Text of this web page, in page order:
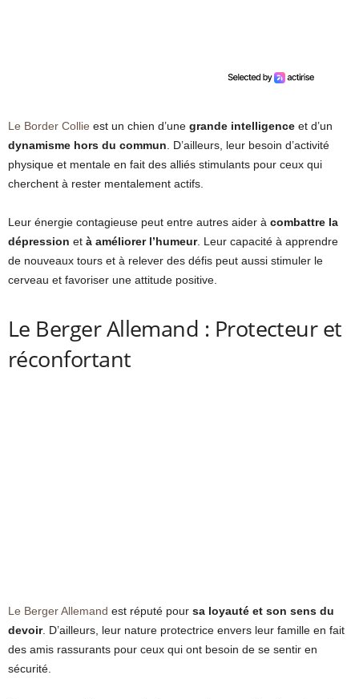
Le Border Collie est un chien d’une grande intelligence et d’un
dynamisme hors du commun . D’ailleurs, leur besoin d’activité
physique et mentale en fait des alliés stimulants pour ceux qui
cherchent à rester mentalement actifs.
Leur énergie contagieuse peut entre autres aider à combattre la
dépression et à améliorer l’humeur. Leur capacité à apprendre
de nouveaux tours et à relever des défis peut aussi stimuler le
cerveau et favoriser une attitude positive.
Le Berger Allemand : Protecteur et
réconfortant
Le Berger Allemand est réputé pour sa loyauté et son sens du
devoir. D’ailleurs, leur nature protectrice envers leur famille en fait
des amis rassurants pour ceux qui ont besoin de se sentir en
sécurité.